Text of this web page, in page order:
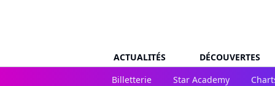
ACTUALITÉS DÉCOUVERTES
Billetterie
Star Academy